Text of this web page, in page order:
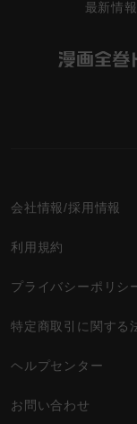
最新情報
会社情報/採用情報
利用規約
プライバシーポリシ
特定商取引に関する
ヘルプセンター
お問い合わせ